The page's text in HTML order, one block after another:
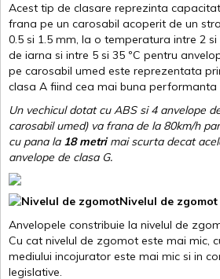
Acest tip de clasare reprezinta
frana pe un carosabil acoperit de un
0.5 si 1.5 mm, la o temperatura intre 2
de iarna si intre 5 si 35 ºC pentru
pe carosabil umed este reprezentata
clasa A fiind cea mai buna performanta
Un vechicul dotat cu ABS si 4 anvelope
carosabil umed) va frana de la 80km/h
cu pana la 18 metrimai scurta decat
anvelope de clasa G.
Nivelul de zgomot
Anvelopele constribuie la nivelul de
Cu cat nivelul de zgomot este mai mic,
mediului incojurator este mai mic si in
legislative.